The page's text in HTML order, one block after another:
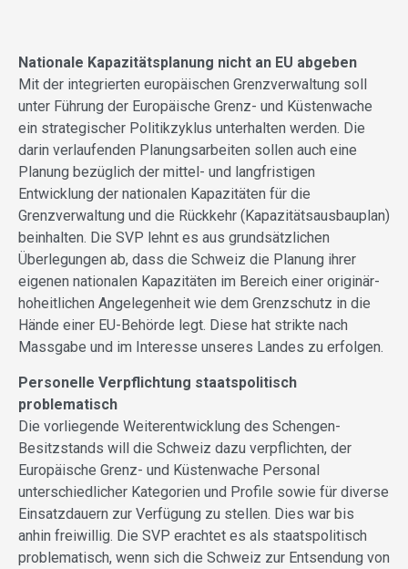
Nationale Kapazitätsplanung nicht an EU abgeben
Mit der integrierten europäischen Grenzverwaltung soll
unter Führung der Europäische Grenz- und Küstenwache
ein strategischer Politikzyklus unterhalten werden. Die
darin verlaufenden Planungsarbeiten sollen auch eine
Planung bezüglich der mittel- und langfristigen
Entwicklung der nationalen Kapazitäten für die
Grenzverwaltung und die Rückkehr (Kapazitätsausbauplan)
beinhalten. Die SVP lehnt es aus grundsätzlichen
Überlegungen ab, dass die Schweiz die Planung ihrer
eigenen nationalen Kapazitäten im Bereich einer originär-
hoheitlichen Angelegenheit wie dem Grenzschutz in die
Hände einer EU-Behörde legt. Diese hat strikte nach
Mass­gabe und im Interesse unseres Landes zu erfolgen.
Personelle Verpflichtung staatspolitisch
problematisch
Die vorliegende Weiterentwicklung des Schengen-
Besitzstands will die Schweiz dazu verpflichten, der
Europäische Grenz- und Küstenwache Personal
unterschiedlicher Kategorien und Profile sowie für diverse
Einsatzdauern zur Verfügung zu stellen. Dies war bis
anhin freiwillig. Die SVP erachtet es als staatspolitisch
problematisch, wenn sich die Schweiz zur Entsendung von